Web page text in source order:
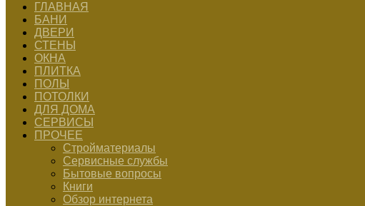
ГЛАВНАЯ
БАНИ
ДВЕРИ
СТЕНЫ
ОКНА
ПЛИТКА
ПОЛЫ
ПОТОЛКИ
ДЛЯ ДОМА
СЕРВИСЫ
ПРОЧЕЕ
Стройматериалы
Сервисные службы
Бытовые вопросы
Книги
Обзор интернета